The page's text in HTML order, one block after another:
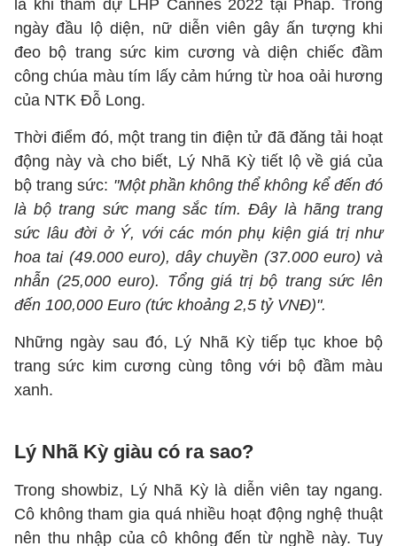
là khi tham dự LHP Cannes 2022 tại Pháp. Trong
ngày đầu lộ diện, nữ diễn viên gây ấn tượng khi
đeo bộ trang sức kim cương và diện chiếc đầm
công chúa màu tím lấy cảm hứng từ hoa oải hương
của NTK Đỗ Long.
Thời điểm đó, một trang tin điện tử đã đăng tải hoạt
động này và cho biết, Lý Nhã Kỳ tiết lộ về giá của
bộ trang sức: "Một phần không thể không kể đến đó
là bộ trang sức mang sắc tím. Đây là hãng trang
sức lâu đời ở Ý, với các món phụ kiện giá trị như
hoa tai (49.000 euro), dây chuyền (37.000 euro) và
nhẫn (25,000 euro). Tổng giá trị bộ trang sức lên
đến 100,000 Euro (tức khoảng 2,5 tỷ VNĐ)".
Những ngày sau đó, Lý Nhã Kỳ tiếp tục khoe bộ
trang sức kim cương cùng tông với bộ đầm màu
xanh.
Lý Nhã Kỳ giàu có ra sao?
Trong showbiz, Lý Nhã Kỳ là diễn viên tay ngang.
Cô không tham gia quá nhiều hoạt động nghệ thuật
nên thu nhập của cô không đến từ nghề này. Tuy